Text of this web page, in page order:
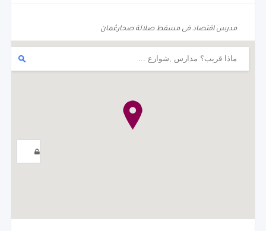
مدرس اقتصاد فى مسقط صلالة صحارعُمان